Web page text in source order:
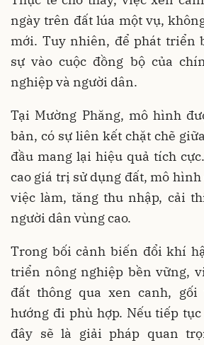
ngày trên đất lúa một vụ,
mới. Tuy nhiên, để phát triển
sự vào cuộc đồng bộ của
nghiệp và người dân.
Tại Mường Phăng, mô hình
bản, có sự liên kết chặt chẽ
đầu mang lại hiệu quả tích
cao giá trị sử dụng đất, mô
việc làm, tăng thu nhập, cải
người dân vùng cao.
Trong bối cảnh biến đổi khí
triển nông nghiệp bền vững,
đất thông qua xen canh,
hướng đi phù hợp. Nếu tiếp
đây sẽ là giải pháp quan